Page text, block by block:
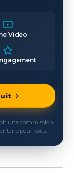
Video
une commission
pour vous.